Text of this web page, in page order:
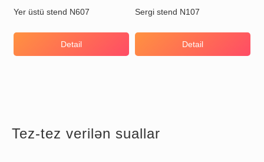
Yer üstü stend N607
Detail
Sergi stend N107
Detail
Tez-tez verilən suallar